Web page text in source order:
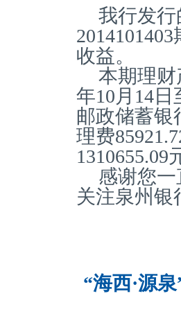
我行发行
收益。
本期理财
年10月14
邮政储蓄银
理费
感谢您
关注泉州银
“海西·源